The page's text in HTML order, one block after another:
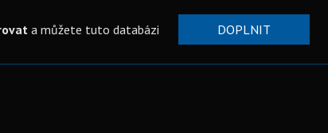
a můžete tuto databázi DOPLNIT